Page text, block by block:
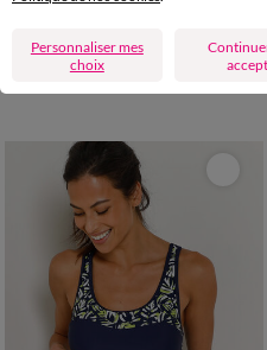
Haut de maillot de bain forme corbeille Calayo, avec armatures
Personnaliser mes
choix